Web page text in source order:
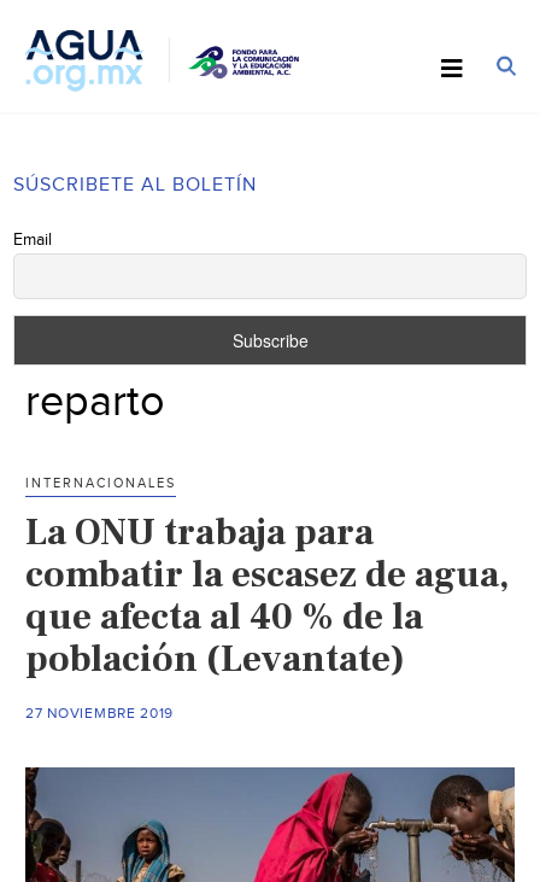
SÚSCRIBETE AL BOLETÍN
Email
reparto
INTERNACIONALES
La ONU trabaja para
combatir la escasez de agua,
que afecta al 40 % de la
población (Levantate)
27 NOVIEMBRE 2019